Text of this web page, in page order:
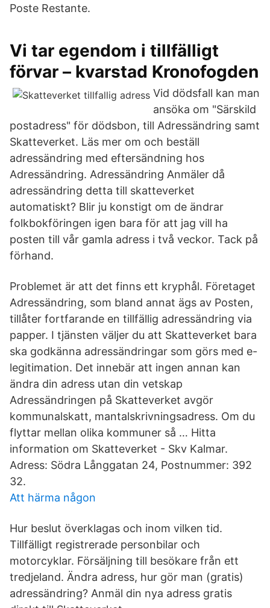
Poste Restante.
Vi tar egendom i tillfälligt
förvar – kvarstad Kronofogden
Vid dödsfall kan man
ansöka om "Särskild
postadress" för dödsbon, till Adressändring samt
Skatteverket. Läs mer om och beställ
adressändring med eftersändning hos
Adressändring. Adressändring Anmäler då
adressändring detta till skatteverket
automatiskt? Blir ju konstigt om de ändrar
folkbokföringen igen bara för att jag vill ha
posten till vår gamla adress i två veckor. Tack på
förhand.
Problemet är att det finns ett kryphål. Företaget
Adressändring, som bland annat ägs av Posten,
tillåter fortfarande en tillfällig adress­ändring via
papper. I tjänsten väljer du att Skatteverket bara
ska godkänna adressändringar som görs med e-
legitimation. Det innebär att ingen annan kan
ändra din adress utan din vetskap
Adressändringen på Skatteverket avgör
kommunalskatt, mantalskrivningsadress. Om du
flyttar mellan olika kommuner så … Hitta
information om Skatteverket - Skv Kalmar.
Adress: Södra Långgatan 24, Postnummer: 392
32.
Att härma någon
Hur beslut överklagas och inom vilken tid.
Tillfälligt registrerade personbilar och
motorcyklar. Försäljning till besökare från ett
tredjeland. Ändra adress, hur gör man (gratis)
adressändring? Anmäl din nya adress gratis